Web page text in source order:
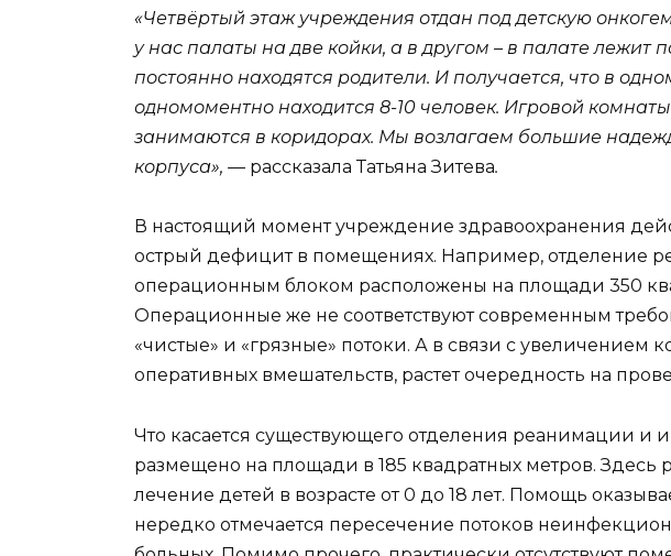
«Четвёртый этаж учреждения отдан под детскую
у нас палаты на две койки, а в другом – в палате лежит
постоянно находятся родители. И получается, что в
одномоментно находится 8-10 человек. Игровой
занимаются в коридорах. Мы возлагаем большие
корпуса», — рассказала Татьяна Зитева.
В настоящий момент учреждение здравоохранения
острый дефицит в помещениях. Например, отделение
операционным блоком расположены на площади 350
Операционные же не соответствуют современным
«чистые» и «грязные» потоки. А в связи с увеличением
оперативных вмешательств, растет очередность на
Что касается существующего отделения реанимации и
размещено на площади в 185 квадратных метров. Здесь
лечение детей в возрасте от 0 до 18 лет. Помощь
нередко отмечается пересечение потоков